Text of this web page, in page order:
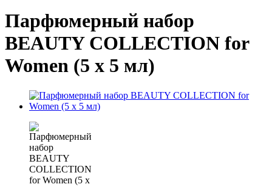
Парфюмерный набор
BEAUTY COLLECTION for
Women (5 х 5 мл)